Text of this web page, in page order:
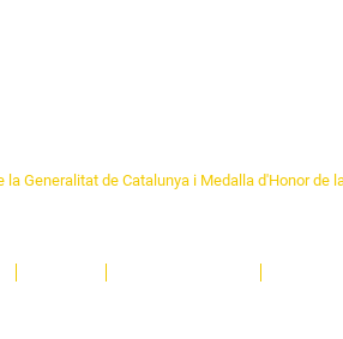
la Generalitat de Catalunya i Medalla d'Honor de